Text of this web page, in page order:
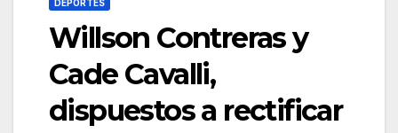
DEPORTES
Willson Contreras y
Cade Cavalli,
dispuestos a rectificar